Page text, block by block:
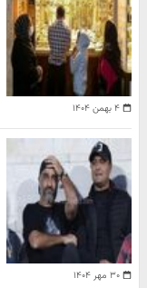
۴ بهمن ۱۴۰۴
۳۰ مهر ۱۴۰۴